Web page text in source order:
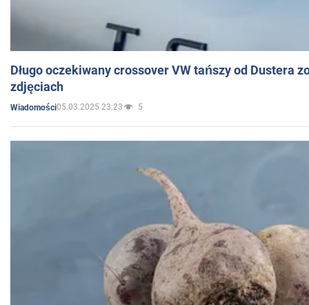
Długo oczekiwany crossover VW tańszy od Dustera
zdjęciach
Wiadomości05.03.2025 23:23 5